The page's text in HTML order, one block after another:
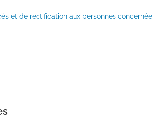
et de rectification aux personnes